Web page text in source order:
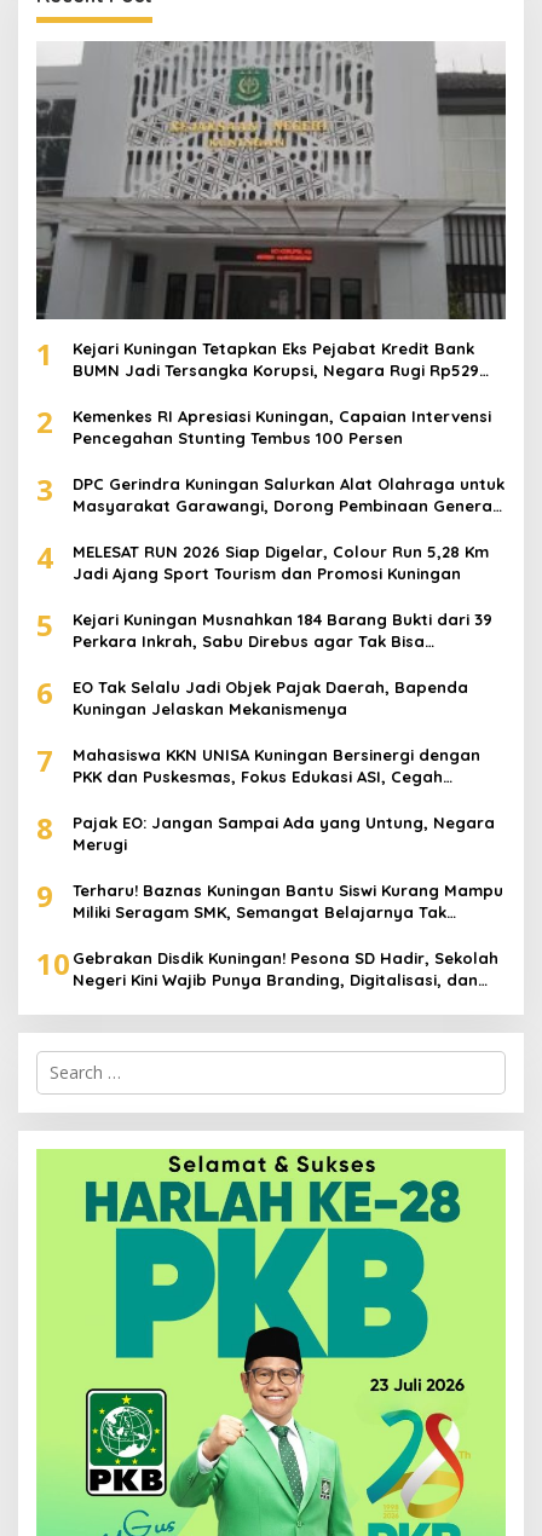
1
Kejari Kuningan Tetapkan Eks Pejabat Kredit Bank
BUMN Jadi Tersangka Korupsi, Negara Rugi Rp529
2
Kemenkes RI Apresiasi Kuningan, Capaian Intervensi
Pencegahan Stunting Tembus 100 Persen
3
DPC Gerindra Kuningan Salurkan Alat Olahraga untuk
Masyarakat Garawangi, Dorong Pembinaan Generasi
4
MELESAT RUN 2026 Siap Digelar, Colour Run 5,28 Km
Jadi Ajang Sport Tourism dan Promosi Kuningan
5
Kejari Kuningan Musnahkan 184 Barang Bukti dari 39
Perkara Inkrah, Sabu Direbus agar Tak Bisa
6
EO Tak Selalu Jadi Objek Pajak Daerah, Bapenda
Kuningan Jelaskan Mekanismenya
7
Mahasiswa KKN UNISA Kuningan Bersinergi dengan
PKK dan Puskesmas, Fokus Edukasi ASI, Cegah
8
Pajak EO: Jangan Sampai Ada yang Untung, Negara
Merugi
9
Terharu! Baznas Kuningan Bantu Siswi Kurang Mampu
Miliki Seragam SMK, Semangat Belajarnya Tak
10 Gebrakan Disdik Kuningan! Pesona SD Hadir, Sekolah
Negeri Kini Wajib Punya Branding, Digitalisasi, dan
Search
for: